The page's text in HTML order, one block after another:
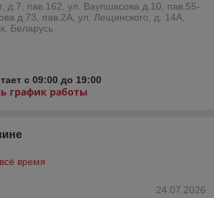
д.7, пав.162, ул. Ваупшасова д.10, пав.55-
д.73, пав.2А, ул. Лещинского, д. 14А,
Беларусь
с 09:00 до 19:00
график работы
время
24.07.2026